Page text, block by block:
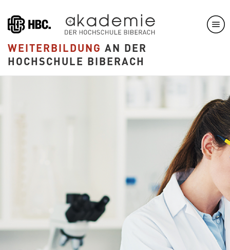
zum
Inhalt
WEITERBILDUNG AN DER
HOCHSCHULE BIBERACH